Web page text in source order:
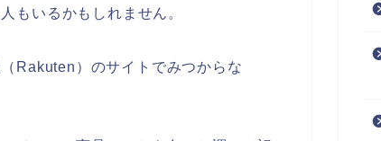
もいるかもしれません。
Rakuten）のサイトでみつからな